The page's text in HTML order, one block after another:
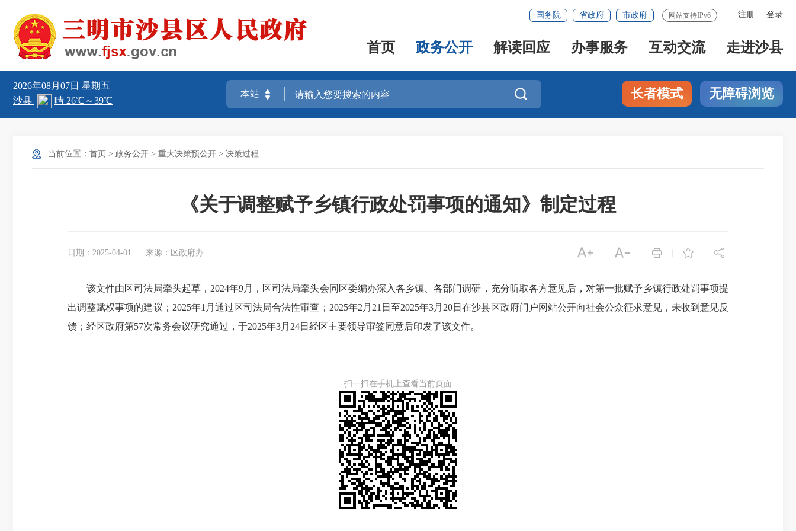
注册 登录
国务院 省政府 市政府 网站支持IPv6
首页 政务公开 解读回应 办事服务 互动交流 走进沙县
2026年08月07日 星期五
 长者模式 无障碍浏览
当前位置： 首页 > 政务公开 > 重大决策预公开 > 决策过程
《关于调整赋予乡镇行政处罚事项的通知》制定过程
日期：2025-04-01 来源：区政府办     
该文件由区司法局牵头起草，2024年9月，区司法局牵头会同区委编办深入各乡镇、各部门调研，充分听取各方意见后，对第一批赋予乡镇行政处罚事项提
出调整赋权事项的建议；2025年1月通过区司法局合法性审查；2025年2月21日至2025年3月20日在沙县区政府门户网站公开向社会公众征求意见，未收到意见反
馈；经区政府第57次常务会议研究通过，于2025年3月24日经区主要领导审签同意后印发了该文件。
扫一扫在手机上查看当前页面